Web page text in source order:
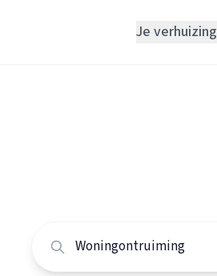
Je verhuizing
Loodgieter
Slotenmaker